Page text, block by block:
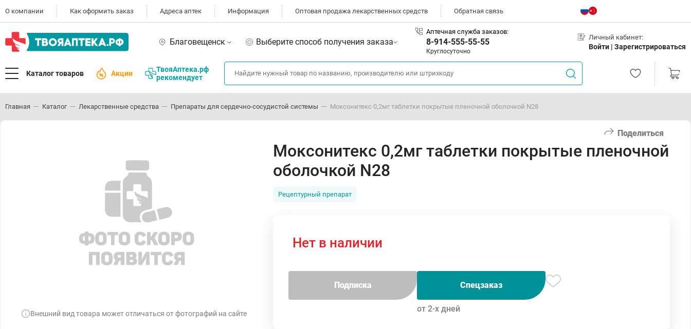
О компании Как оформить заказ Адреса аптек Информация Оптовая продажа лекарственных средств Обратная связь
Благовещенск Выберите способ получения заказа
Аптечная служба заказов:
8-914-555-55-55
Круглосуточно
Личный кабинет:
Войти | Зарегистрироваться
Каталог товаров Акции
ТвояАптека.рф
рекомендует
Главная Каталог Лекарственные средства Препараты для сердечно-сосудистой системы Моксонитекс 0,2мг таблетки покрытые пленочной оболочкой N28
Поделиться
Внешний вид товара может отличаться от фотографий на сайте
Моксонитекс 0,2мг таблетки покрытые пленочной
оболочкой N28
Рецептурный препарат
Нет в наличии
Подписка Спецзаказ
от 2-х дней